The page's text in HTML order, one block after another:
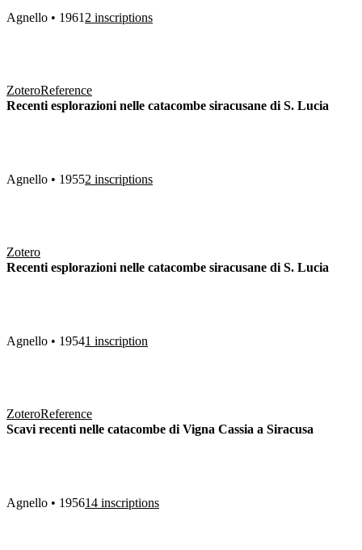
Agnello • 1961 2 inscriptions
ZoteroReference
Recenti esplorazioni nelle catacombe siracusane di S. Lucia
Agnello • 1955 2 inscriptions
Zotero
Recenti esplorazioni nelle catacombe siracusane di S. Lucia
Agnello • 1954 1 inscription
ZoteroReference
Scavi recenti nelle catacombe di Vigna Cassia a Siracusa
Agnello • 1956 14 inscriptions